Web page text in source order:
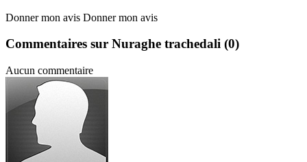
Donner mon avis Donner mon avis
Commentaires sur Nuraghe trachedali (0)
Aucun commentaire